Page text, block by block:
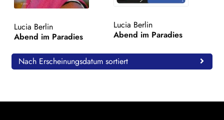
Search:
Lucia Berlin
Abend im Paradies
Lucia Berlin
Abend im Paradies
Nach Erscheinungsdatum sortiert